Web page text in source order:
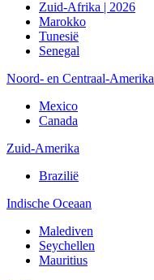
Zuid-Afrika | 2026
Marokko
Tunesië
Senegal
Noord- en Centraal-Amerika
Mexico
Canada
Zuid-Amerika
Brazilië
Indische Oceaan
Malediven
Seychellen
Mauritius